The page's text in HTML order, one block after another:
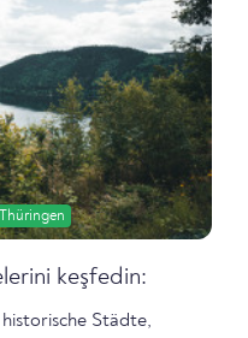
Thüringen
keşfedin:
Städte,